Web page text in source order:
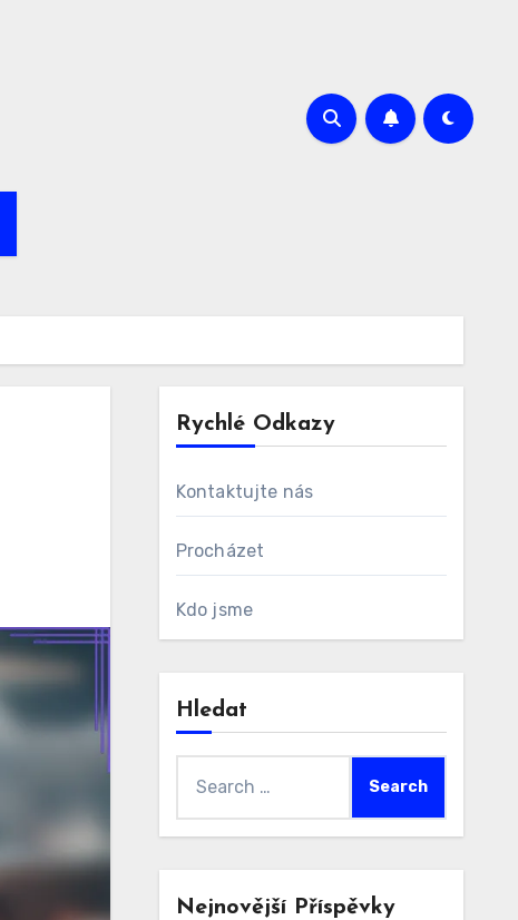
Rychlé Odkazy
Kontaktujte nás
Procházet
Kdo jsme
Hledat
for:
Nejnovější Příspěvky